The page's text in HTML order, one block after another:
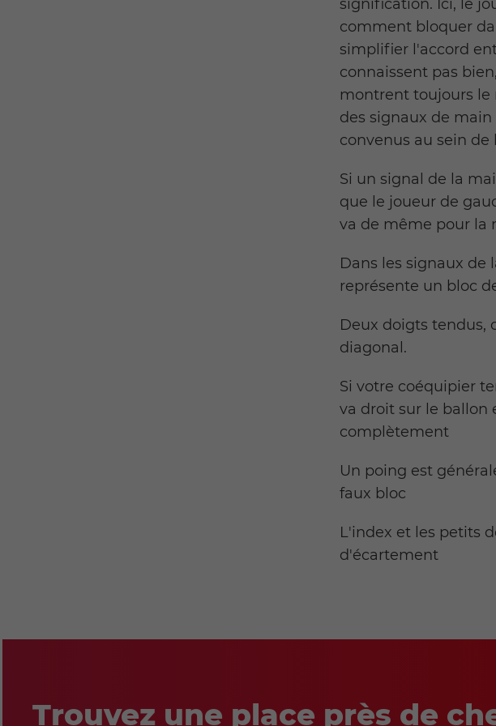
signification. Ici, le
comment bloquer
simplifier l'accord
connaissent pas
montrent toujours le
des signaux de
convenus au sein de
Si un signal de la
que le joueur de
va de même pour la
Dans les signaux
représente un bloc
Deux doigts tendus,
diagonal.
Si votre coéquipier
va droit sur le ballon
complètement
Un poing est
faux bloc
L'index et les petits
d'écartement
Trouvez une place près de